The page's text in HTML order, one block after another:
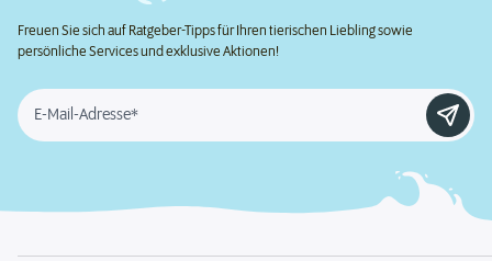
Freuen Sie sich auf Ratgeber-Tipps für Ihren tierischen Liebling sowie
persönliche Services und exklusive Aktionen!
E-Mail-Adresse*